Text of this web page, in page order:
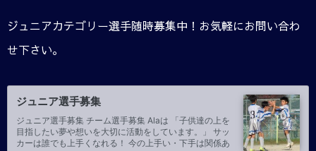
ジュニアカテゴリー選手随時募集中！お気軽にお問い合わ
せ下さい。